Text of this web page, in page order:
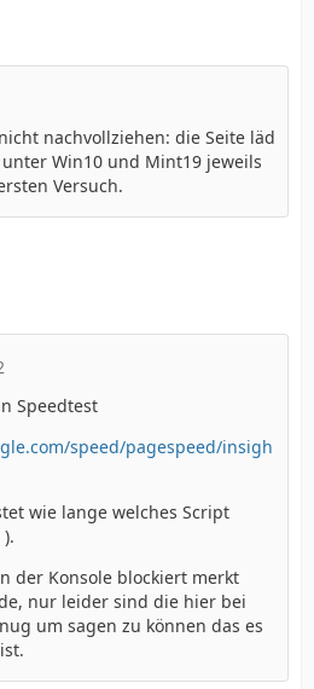
nachvollziehen: die Seite läd
Win10 und Mint19 jeweils
Versuch.
Speedtest
speed/pagespeed/insigh
wie lange welches Script
der Konsole blockiert merkt
nur leider sind die hier bei
um sagen zu können das es